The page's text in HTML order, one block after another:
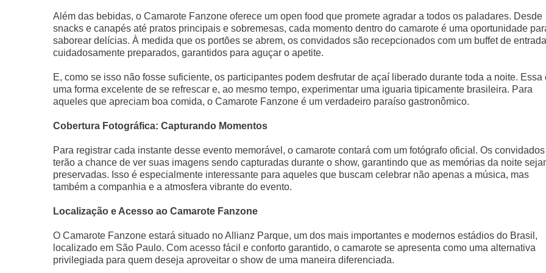
Além das bebidas, o Camarote Fanzone oferece um open food que promete agradar a todos os paladares. Desde
snacks e canapés até pratos principais e sobremesas, cada momento dentro do camarote é uma oportunidade
saborear delícias. À medida que os portões se abrem, os convidados são recepcionados com um buffet de
cuidadosamente preparados, garantidos para aguçar o apetite.
E, como se isso não fosse suficiente, os participantes podem desfrutar de açaí liberado durante toda a noite. Essa
uma forma excelente de se refrescar e, ao mesmo tempo, experimentar uma iguaria tipicamente brasileira. Para
aqueles que apreciam boa comida, o Camarote Fanzone é um verdadeiro paraíso gastronômico.
Cobertura Fotográfica: Capturando Momentos
Para registrar cada instante desse evento memorável, o camarote contará com um fotógrafo oficial. Os convidados
terão a chance de ver suas imagens sendo capturadas durante o show, garantindo que as memórias da noite
preservadas. Isso é especialmente interessante para aqueles que buscam celebrar não apenas a música, mas
também a companhia e a atmosfera vibrante do evento.
Localização e Acesso ao Camarote Fanzone
O Camarote Fanzone estará situado no Allianz Parque, um dos mais importantes e modernos estádios do Brasil,
localizado em São Paulo. Com acesso fácil e conforto garantido, o camarote se apresenta como uma alternativa
privilegiada para quem deseja aproveitar o show de uma maneira diferenciada.